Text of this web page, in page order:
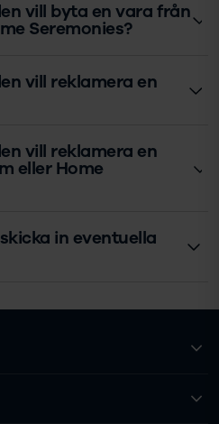
vill byta en vara från
Seremonies?
vill reklamera en
vill reklamera en
eller Home
in eventuella